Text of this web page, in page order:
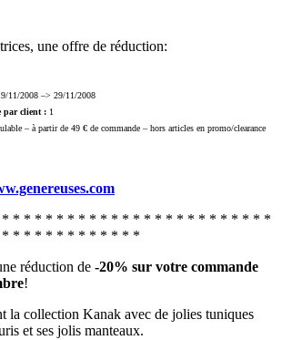
une offre de réduction:
11/2008 –> 29/11/2008
par client : 1
– à partir de 49 € de commande – hors articles en promo/clearance
* * * * * * * * * * * * * * * * * * * * * * * *
* * * * * * * * * * * *
réduction de -20% sur votre commande
!
la collection Kanak avec de jolies tuniques
et ses jolis manteaux.